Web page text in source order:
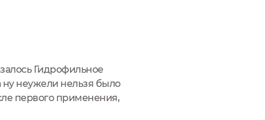
Гидрофильное
ну неужели нельзя было
первого применения,